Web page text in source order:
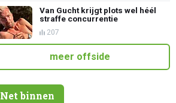
Van Gucht krijgt plots wel héél
straffe concurrentie
207
meer offside
Net binnen